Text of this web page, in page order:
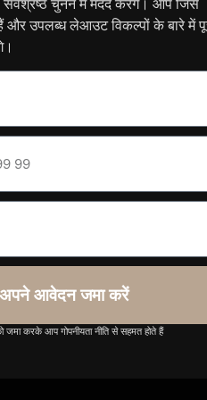
सर्वश्रेष्ठ चुनने में मदद करेंगे। आप जिस
और उपलब्ध लेआउट विकल्पों के बारे में
अपने आवेदन जमा करें
जमा करके आप गोपनीयता नीति से सहमत होते हैं